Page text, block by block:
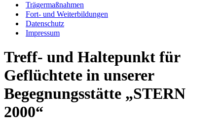
Trägermaßnahmen
Fort- und Weiterbildungen
Datenschutz
Impressum
Treff- und Haltepunkt für
Geflüchtete in unserer
Begegnungsstätte „STERN
2000“